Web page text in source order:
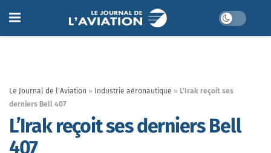
Le Journal de l'Aviation » Industrie aéronautique » L’Irak reçoit ses
derniers Bell 407
L’Irak reçoit ses derniers Bell
407